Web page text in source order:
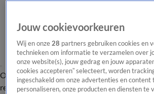
Overzicht Laatste nieuws Regionieuws Het beste
redactie
Jouw cookievoorkeuren
Wij en onze28 partners gebruiken cookies en
technieken om informatie te verzamelen over
onze website(s), jouw gedrag en jouw
cookies accepteren” selecteert, worden
ingeschakeld om onze advertenties en content
personaliseren, onze producten en diensten te